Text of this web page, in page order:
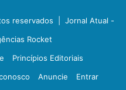
reservados | Jornal Atual -
Rocket
Princípios Editoriais
Anuncie
Entrar